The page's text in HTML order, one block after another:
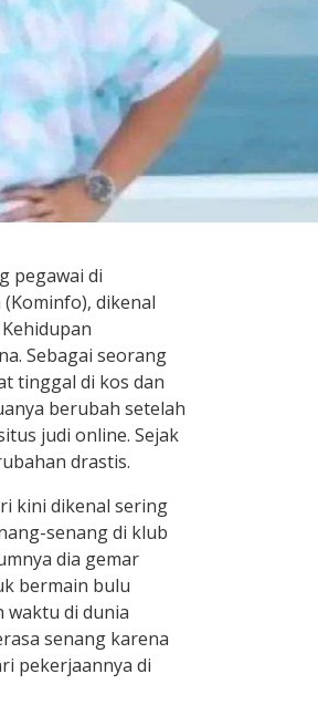
pegawai di
dikenal
Sebagai seorang
tinggal di kos dan
berubah setelah
judi online. Sejak
drastis.
kini dikenal sering
senang di klub
dia gemar
bermain bulu
waktu di dunia
senang karena
pekerjaannya di